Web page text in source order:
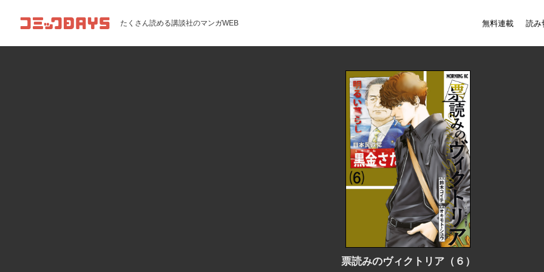
コミックDAYS たくさん読める講談社のマンガWEB 無料連載 読み
票読みのヴィクトリア（６）